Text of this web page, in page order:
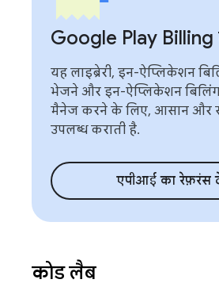
Google Play Billing
यह लाइब्रेरी, इन-ऐप्लिकेशन
भेजने और इन-ऐप्लिकेशन
मैनेज करने के लिए, आसान और
उपलब्ध कराती है.
एपीआई का रेफ़रंस
कोड लैब